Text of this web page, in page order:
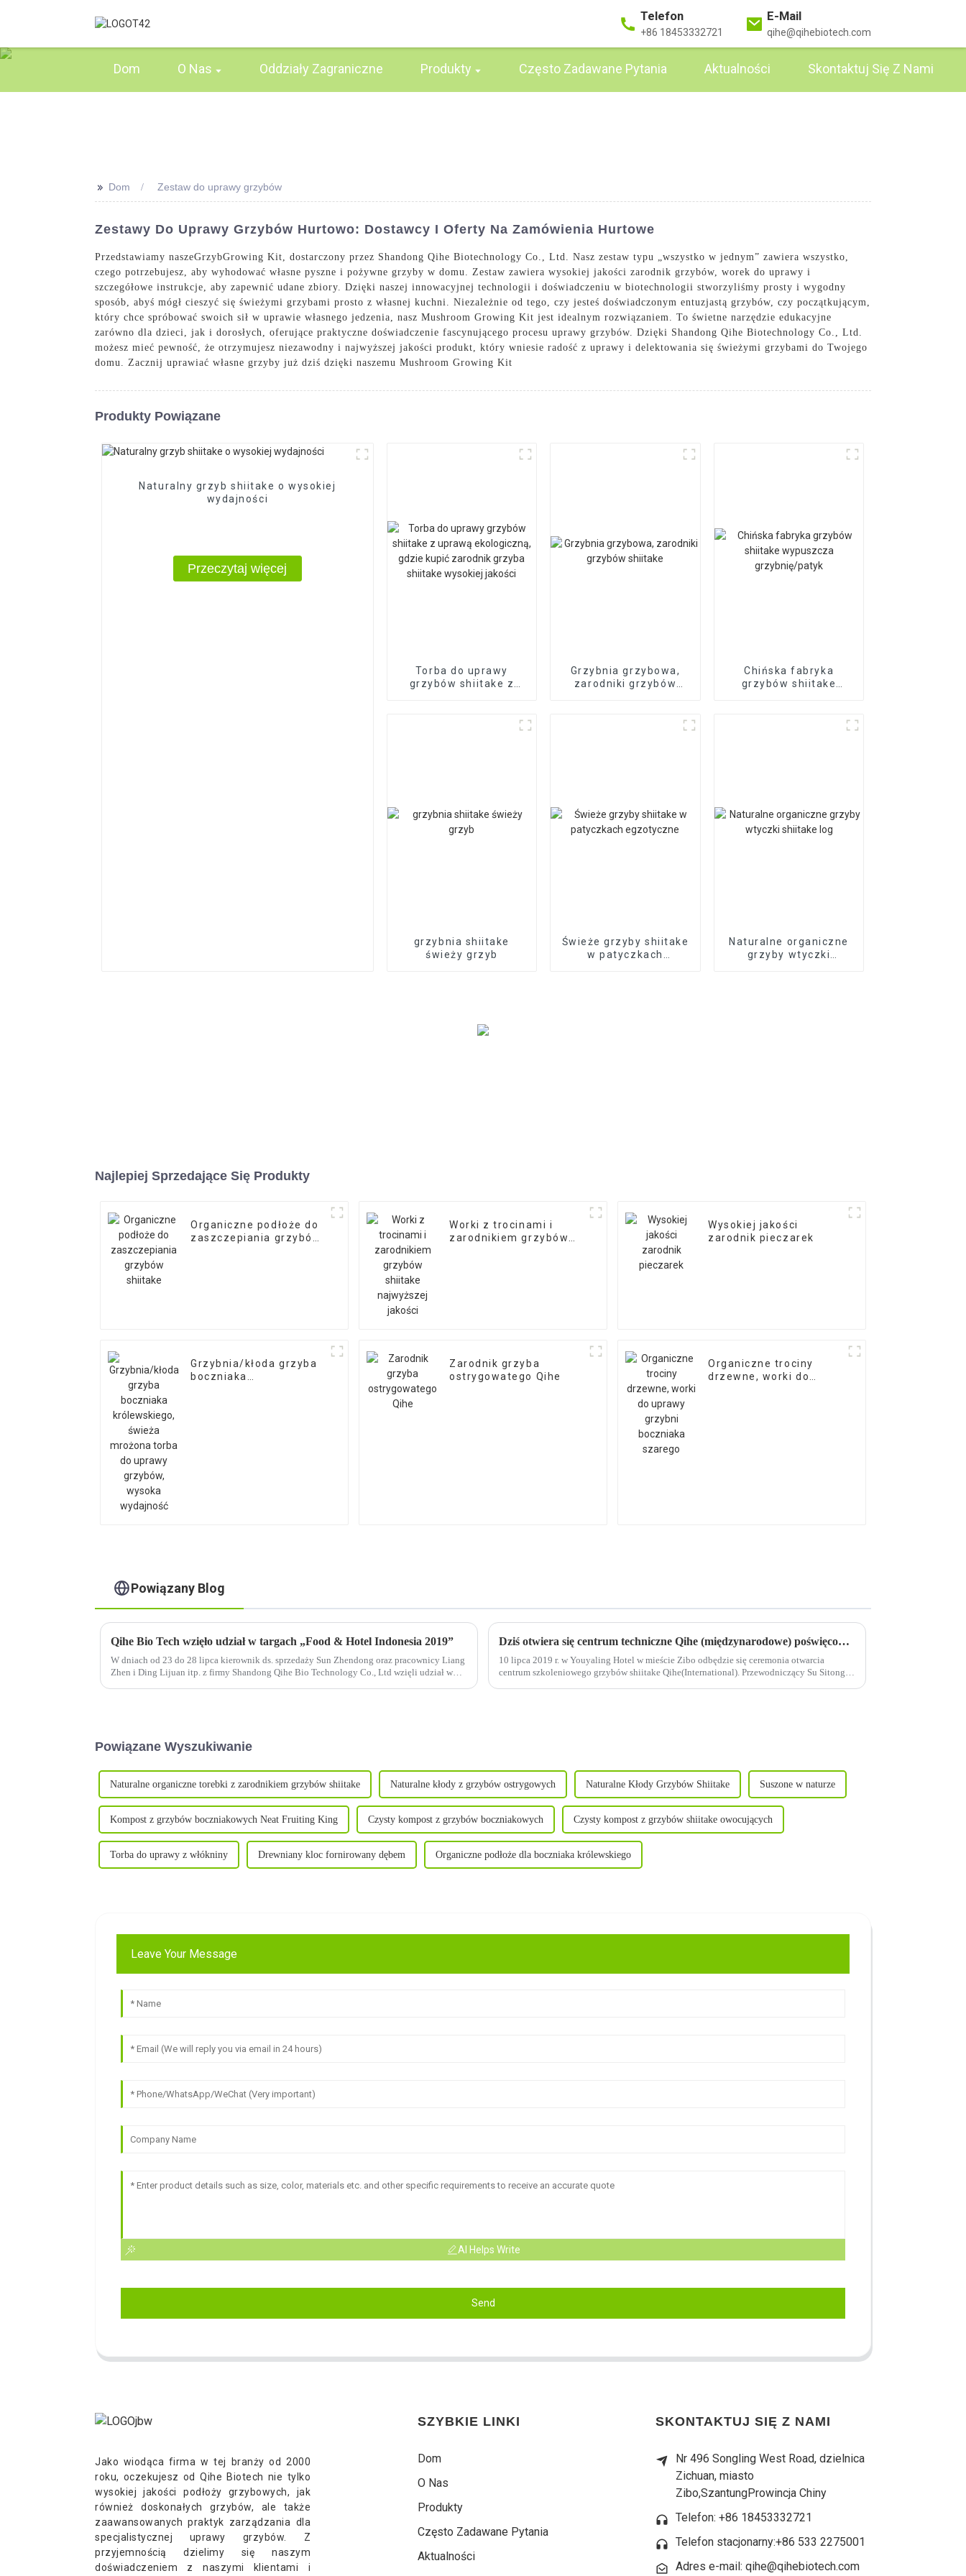
Telefon
+86 18453332721
E-Mail
qihe@qihebiotech.com
Dom O Nas Oddziały Zagraniczne Produkty Często Zadawane Pytania Aktualności Skontaktuj Się Z Nami
>> Dom Zestaw do uprawy grzybów
Zestawy Do Uprawy Grzybów Hurtowo: Dostawcy I Oferty Na Zamówienia Hurtowe
Przedstawiamy naszeGrzybGrowing Kit, dostarczony przez Shandong Qihe Biotechnology Co., Ltd. Nasz zestaw typu „wszystko w jednym” zawiera wszystko,
czego potrzebujesz, aby wyhodować własne pyszne i pożywne grzyby w domu. Zestaw zawiera wysokiej jakości zarodnik grzybów, worek do uprawy i
szczegółowe instrukcje, aby zapewnić udane zbiory. Dzięki naszej innowacyjnej technologii i doświadczeniu w biotechnologii stworzyliśmy prosty i wygodny
sposób, abyś mógł cieszyć się świeżymi grzybami prosto z własnej kuchni. Niezależnie od tego, czy jesteś doświadczonym entuzjastą grzybów, czy początkującym,
który chce spróbować swoich sił w uprawie własnego jedzenia, nasz Mushroom Growing Kit jest idealnym rozwiązaniem. To świetne narzędzie edukacyjne
zarówno dla dzieci, jak i dorosłych, oferujące praktyczne doświadczenie fascynującego procesu uprawy grzybów. Dzięki Shandong Qihe Biotechnology Co., Ltd.
możesz mieć pewność, że otrzymujesz niezawodny i najwyższej jakości produkt, który wniesie radość z uprawy i delektowania się świeżymi grzybami do Twojego
domu. Zacznij uprawiać własne grzyby już dziś dzięki naszemu Mushroom Growing Kit
Produkty Powiązane
Naturalny grzyb shiitake o wysokiej
wydajności
Przeczytaj więcej
Torba do uprawy
grzybów shiitake z
Grzybnia grzybowa,
zarodniki grzybów
Chińska fabryka
grzybów shiitake
grzybnia shiitake
świeży grzyb
Świeże grzyby shiitake
w patyczkach
Naturalne organiczne
grzyby wtyczki
Najlepiej Sprzedające Się Produkty
Organiczne podłoże do
zaszczepiania grzybów
Worki z trocinami i
zarodnikiem grzybów
Wysokiej jakości
zarodnik pieczarek
Grzybnia/kłoda grzyba
boczniaka
Zarodnik grzyba
ostrygowatego Qihe
Organiczne trociny
drzewne, worki do
Powiązany Blog
Qihe Bio Tech wzięło udział w targach „Food & Hotel Indonesia 2019”
W dniach od 23 do 28 lipca kierownik ds. sprzedaży Sun Zhendong oraz pracownicy Liang
Zhen i Ding Lijuan itp. z firmy Shandong Qihe Bio Technology Co., Ltd wzięli udział w
Dziś otwiera się centrum techniczne Qihe (międzynarodowe) poświęcone grzybom shiitake
10 lipca 2019 r. w Youyaling Hotel w mieście Zibo odbędzie się ceremonia otwarcia
centrum szkoleniowego grzybów shiitake Qihe(International). Przewodniczący Su Sitong,
Powiązane Wyszukiwanie
Naturalne organiczne torebki z zarodnikiem grzybów shiitake Naturalne kłody z grzybów ostrygowych Naturalne Kłody Grzybów Shiitake Suszone w naturze
Kompost z grzybów boczniakowych Neat Fruiting King Czysty kompost z grzybów boczniakowych Czysty kompost z grzybów shiitake owocujących
Torba do uprawy z włókniny Drewniany kloc fornirowany dębem Organiczne podłoże dla boczniaka królewskiego
Leave Your Message
AI Helps Write
Send
Jako wiodąca firma w tej branży od 2000
roku, oczekujesz od Qihe Biotech nie tylko
wysokiej jakości podłoży grzybowych, jak
również doskonałych grzybów, ale także
zaawansowanych praktyk zarządzania dla
specjalistycznej uprawy grzybów. Z
przyjemnością dzielimy się naszym
doświadczeniem z naszymi klientami i
SZYBKIE LINKI
Dom
O Nas
Produkty
Często Zadawane Pytania
Aktualności
SKONTAKTUJ SIĘ Z NAMI
Nr 496 Songling West Road, dzielnica
Zichuan, miasto
Zibo,SzantungProwincja Chiny
Telefon: +86 18453332721
Telefon stacjonarny:+86 533 2275001
Adres e-mail: qihe@qihebiotech.com